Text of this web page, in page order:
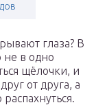
глаза? В
не в одно
щёлочки, и
от друга, а